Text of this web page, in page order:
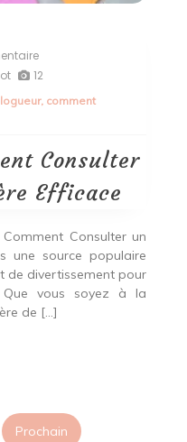
on
Découvrez
Consulter
de
Manière
Efficace
12
, comment
Consulter
Efficace
Consulter un
une source populaire
de divertissement pour
Que vous soyez à la
de […]
Prochain